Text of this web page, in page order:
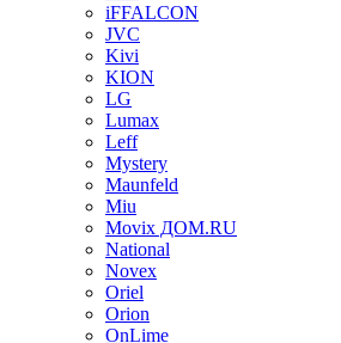
iFFALCON
JVC
Kivi
KION
LG
Lumax
Leff
Mystery
Maunfeld
Miu
Movix ДОМ.RU
National
Novex
Oriel
Orion
OnLime